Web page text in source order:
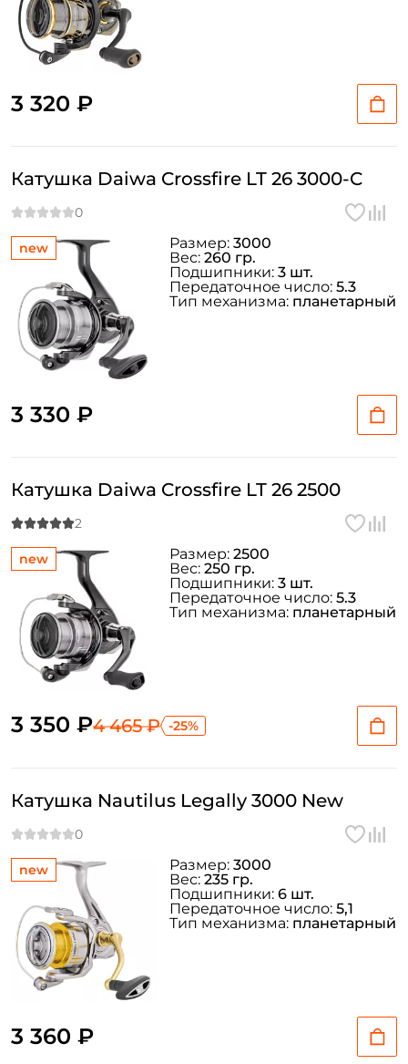
3 320 ₽
new
Катушка Daiwa Crossfire LT 26 3000-C
3 330 ₽
Размер: 3000
Вес: 260 гр.
Подшипники: 3 шт.
Передаточное число: 5.3
Тип механизма: планетарный
new
Катушка Daiwa Crossfire LT 26 2500
3 350 ₽4 465 ₽ -25%
Размер: 2500
Вес: 250 гр.
Подшипники: 3 шт.
Передаточное число: 5.3
Тип механизма: планетарный
new
Катушка Nautilus Legally 3000 New
3 360 ₽
Размер: 3000
Вес: 235 гр.
Подшипники: 6 шт.
Передаточное число: 5,1
Тип механизма: планетарный